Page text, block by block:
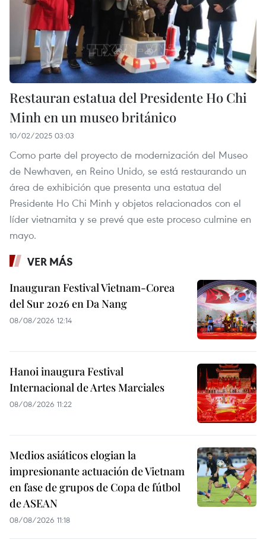
Restauran estatua del Presidente Ho Chi
Minh en un museo británico
10/02/2025 03:03
Como parte del proyecto de modernización del Museo
de Newhaven, en Reino Unido, se está restaurando un
área de exhibición que presenta una estatua del
Presidente Ho Chi Minh y objetos relacionados con el
líder vietnamita y se prevé que este proceso culmine en
mayo.
VER MÁS
Inauguran Festival Vietnam-Corea
del Sur 2026 en Da Nang
08/08/2026 12:14
Hanoi inaugura Festival
Internacional de Artes Marciales
08/08/2026 11:22
Medios asiáticos elogian la
impresionante actuación de Vietnam
en fase de grupos de Copa de fútbol
de ASEAN
08/08/2026 11:18